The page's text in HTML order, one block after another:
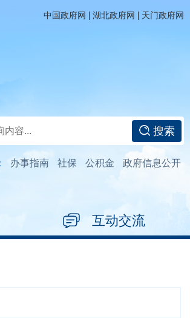
中国政府网 | 湖北政府网 | 天门政府网
搜索
办事指南 社保 公积金 政府信息公开
互动交流